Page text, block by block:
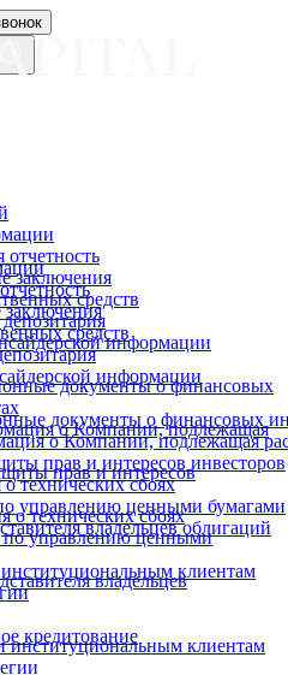
заключения
средств
информации
документы о финансовых
о Компании, подлежащая
прав и интересов инвесторов
технических сбоях
управлению ценными бумагами
владельцев облигаций
клиентам
кредитование
заключения
средств
информации
документы о финансовых
о Компании, подлежащая
прав и интересов
о технических сбоях
управлению ценными
владельцев
институциональным клиентам